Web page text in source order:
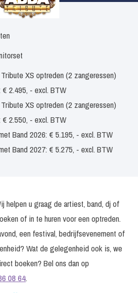
XS optreden (2 zangeressen)
€ 2.495, - excl. BTW
XS optreden (2 zangeressen)
€ 2.550, - excl. BTW
Band 2026: € 5.195, - excl. BTW
Band 2027: € 5.275, - excl. BTW
helpen u graag de artiest, band, dj of
of in te huren voor een optreden.
een festival, bedrijfsevenement of
Wat de gelegenheid ook is, we
boeken? Bel ons dan op
08 64.